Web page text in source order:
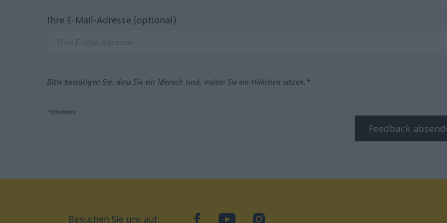
Ihre E-Mail-Adresse (optional)
Bitte bestätigen Sie, dass Sie ein Mensch sind, indem Sie ein Häkchen setzen.*
*Pflichtfeld
Feedback
Besuchen Sie uns auf: facebookYouTubeInstagram